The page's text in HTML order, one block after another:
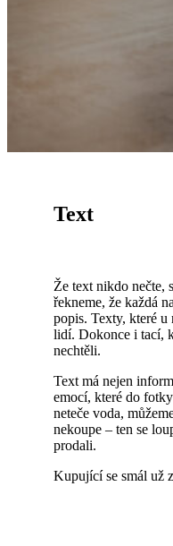
Text
Že text nikdo nečte,
řekneme, že každá
popis. Texty, které
lidí. Dokonce i tací,
nechtěli.
Text má nejen
emocí, které do
neteče voda,
nekoupe – ten se
prodali.
Kupující se smál už